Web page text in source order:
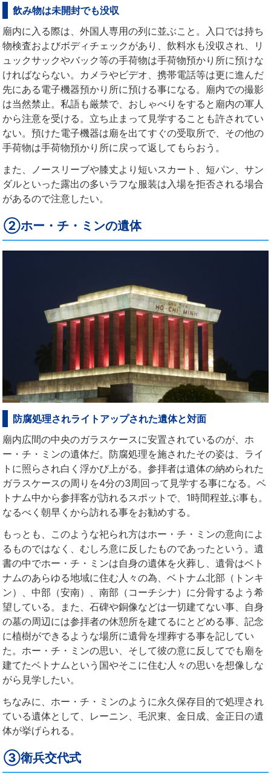
飲み物は未開封でも没収
廟内に入る際は、外国人専用の列に並ぶこと。入口では持ち
物検査およびボディチェックがあり、飲料水も没収され、リ
ュックサックやバック等の手荷物は手荷物預かり所に預けな
ければならない。カメラやビデオ、携帯電話等は更に進んだ
先にある電子機器預かり所に預ける事になる。廟内での撮影
は当然禁止。私語も厳禁で、おしゃべりをすると廟内の軍人
から注意を受ける。立ち止まって見学することも許されてい
ない。預けた電子機器は廟を出てすぐの受取所で、その他の
手荷物は手荷物預かり所に戻って返してもらおう。
また、ノースリーブや膝丈より短いスカート、短パン、サン
ダルといった露出の多いラフな服装は入場を拒否される場合
があるので注意したい。
②ホー・チ・ミンの遺体
防腐処理されライトアップされた遺体と対面
廟内広間の中央のガラスケースに安置されているのが、ホ
ー・チ・ミンの遺体だ。防腐処理を施されたその姿は、ライ
トに照らされ白く浮かび上がる。参拝者は遺体の納められた
ガラスケースの周りを4分の3周回って見学する事になる。ベ
トナム中から参拝客が訪れるスポットで、1時間程並ぶ事も。
なるべく朝早くから訪れる事をお勧めする。
もっとも、このような祀られ方はホー・チ・ミンの意向によ
るものではなく、むしろ意に反したものであったという。遺
書の中でホー・チ・ミンは自身の遺体を火葬し、遺骨はベト
ナムのあらゆる地域に住む人々の為、ベトナム北部（トンキ
ン）、中部（安南）、南部（コーチシナ）に分骨するよう希
望している。また、石碑や銅像などは一切建てない事、自身
の墓の周辺には参拝者の休憩所を建てるにとどめる事、記念
に植樹ができるような場所に遺骨を埋葬する事を記してい
た。ホー・チ・ミンの思い、そして彼の意に反してでも廟を
建てたベトナムという国やそこに住む人々の思いを想像しな
がら見学したい。
ちなみに、ホー・チ・ミンのように永久保存目的で処理され
ている遺体として、レーニン、毛沢東、金日成、金正日の遺
体が挙げられる。
③衛兵交代式